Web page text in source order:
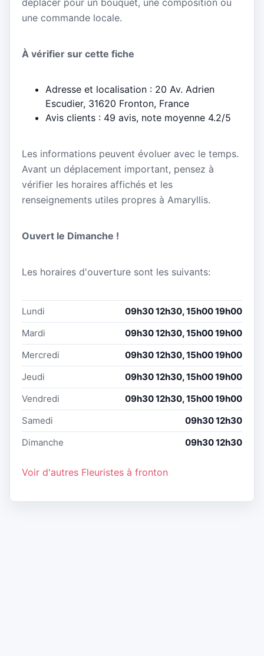
déplacer pour un bouquet, une composition ou
une commande locale.
À vérifier sur cette fiche
Adresse et localisation : 20 Av. Adrien
Escudier, 31620 Fronton, France
Avis clients : 49 avis, note moyenne 4.2/5
Les informations peuvent évoluer avec le temps.
Avant un déplacement important, pensez à
vérifier les horaires affichés et les
renseignements utiles propres à Amaryllis.
Ouvert le Dimanche !
Les horaires d'ouverture sont les suivants:
Lundi
09h30 12h30, 15h00 19h00
Mardi
09h30 12h30, 15h00 19h00
Mercredi
09h30 12h30, 15h00 19h00
Jeudi
09h30 12h30, 15h00 19h00
Vendredi
09h30 12h30, 15h00 19h00
Samedi
09h30 12h30
Dimanche
09h30 12h30
Voir d'autres Fleuristes à fronton